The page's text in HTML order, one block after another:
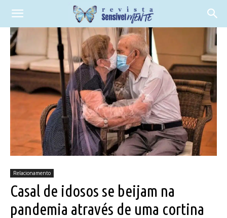
Relacionamento
Casal de idosos se beijam na
pandemia através de uma cortina